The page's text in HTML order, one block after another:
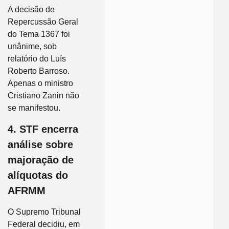
A decisão de
Repercussão Geral
do Tema 1367 foi
unânime, sob
relatório do Luís
Roberto Barroso.
Apenas o ministro
Cristiano Zanin não
se manifestou.
4. STF encerra
análise sobre
majoração de
alíquotas do
AFRMM
O Supremo Tribunal
Federal decidiu, em